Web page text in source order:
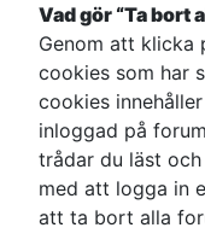
Vad gör “Ta bort
Genom att klicka
cookies som har
cookies
inloggad på
trådar du läst
med att logga in
att ta bort alla